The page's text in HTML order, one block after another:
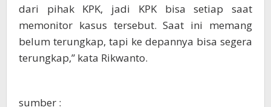
dari pihak KPK, jadi KPK bisa setiap saat
memonitor kasus tersebut. Saat ini memang
belum terungkap, tapi ke depannya bisa segera
terungkap,” kata Rikwanto.
sumber :